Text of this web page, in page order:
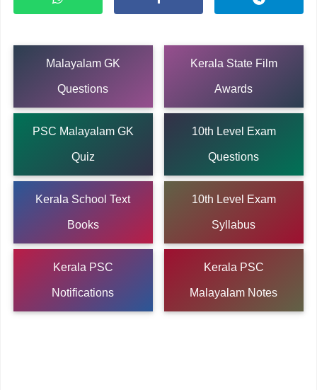
Malayalam GK
Questions
Kerala State Film
Awards
PSC Malayalam GK
Quiz
10th Level Exam
Questions
Kerala School Text
Books
10th Level Exam
Syllabus
Kerala PSC
Notifications
Kerala PSC
Malayalam Notes